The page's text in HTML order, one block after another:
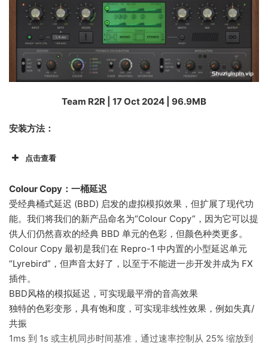
Team R2R | 17 Oct 2024 | 96.9MB
安装方法：
点击查看
Colour Copy：一桶延迟
受经典桶式延迟 (BBD) 启发的虚拟模拟效果，但扩展了现代功
能。我们将我们的新产品命名为“Colour Copy”，因为它可以提
供人们仍然喜欢的经典 BBD 单元的色彩，但颜色种类更多。
Colour Copy 最初是我们在 Repro-1 中内置的小型延迟单元
“Lyrebird”，但声音太好了，以至于不能进一步开发并成为 FX
插件。
BBD风格的模拟延迟，可实现最平滑的音高效果
独特的色彩变形，具有饱和度，可实现非线性效果，例如失真/
共振
1ms 到 1s 或主机同步时间基准，通过速率控制从 25% 缩放到